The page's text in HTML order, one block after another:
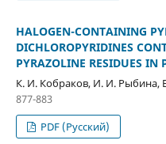
HALOGEN-CONTAINING
DICHLOROPYRIDINES
PYRAZOLINE RESIDUES IN
К. И. Кобраков, И. И. Рыбина,
877-883
PDF (Русский)